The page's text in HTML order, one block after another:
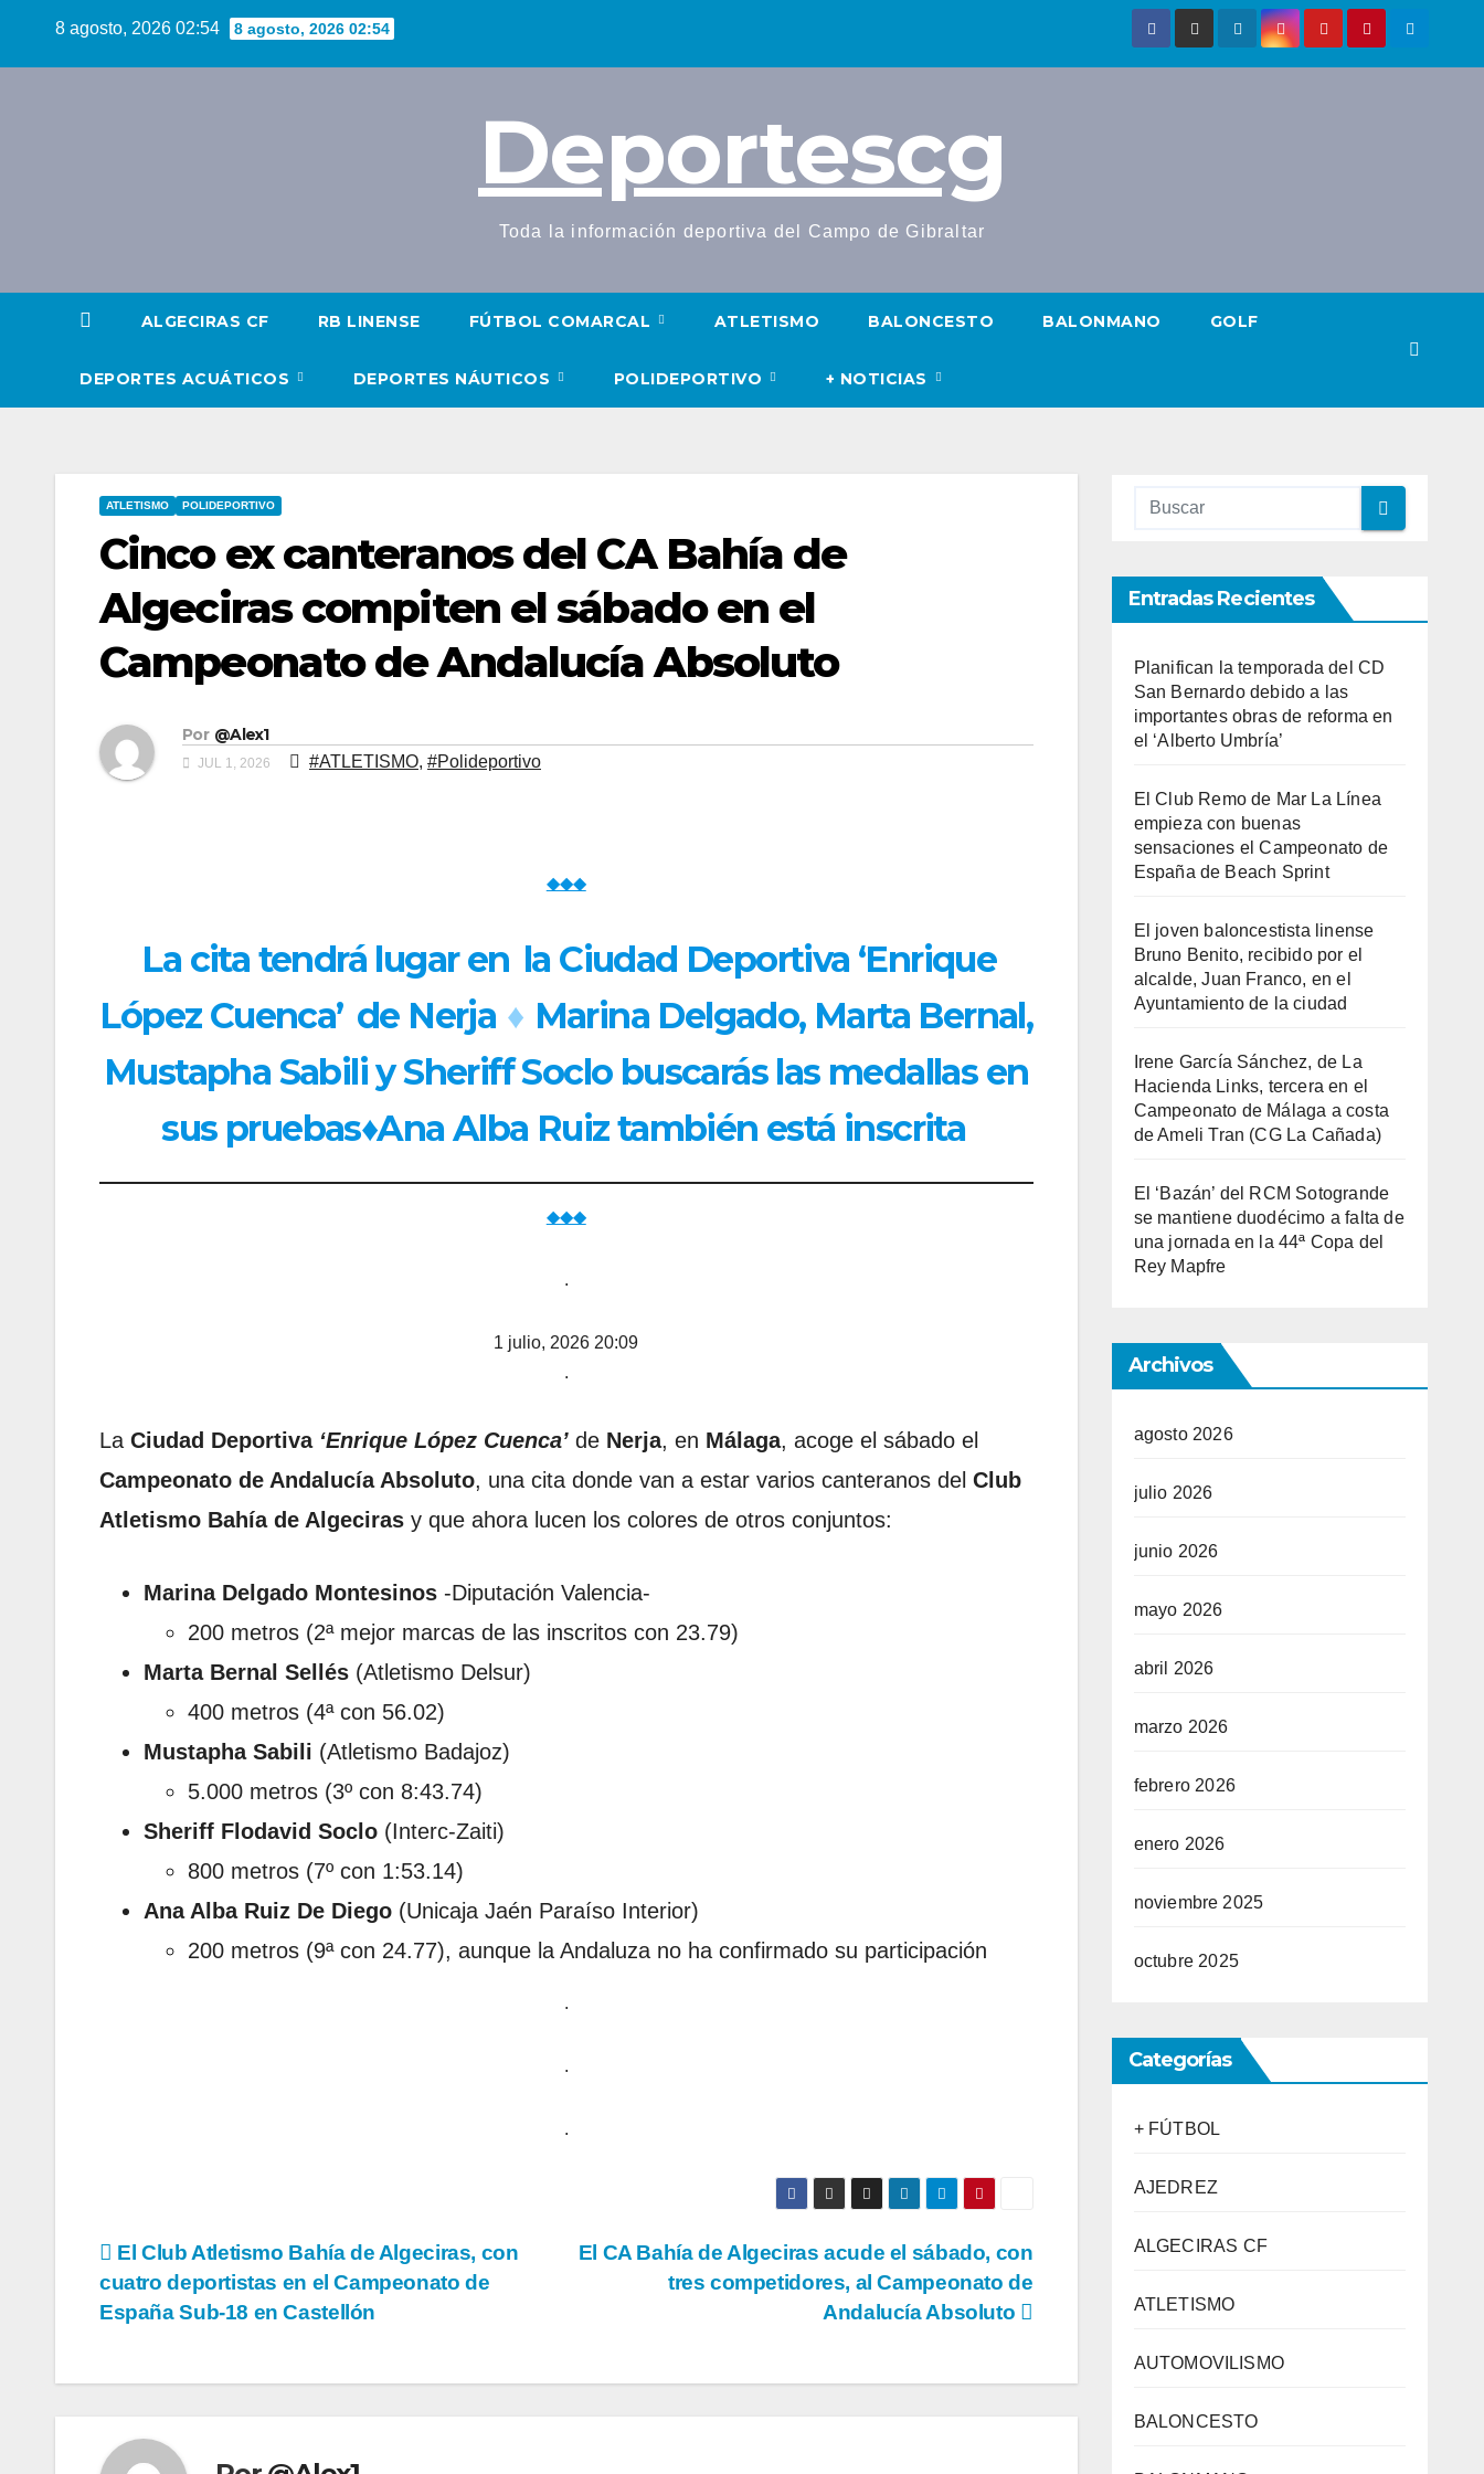
8 agosto, 2026 02:54 8 agosto, 2026 02:54
Deportescg
Toda la información deportiva del Campo de Gibraltar
ALGECIRAS CF RB LINENSE FÚTBOL COMARCAL ATLETISMO BALONCESTO BALONMANO GOLF
DEPORTES ACUÁTICOS DEPORTES NÁUTICOS POLIDEPORTIVO + NOTICIAS
ATLETISMO POLIDEPORTIVO
Cinco ex canteranos del CA Bahía de
Algeciras compiten el sábado en el
Campeonato de Andalucía Absoluto
Por @Alex1
JUL 1, 2026 #ATLETISMO, #Polideportivo
◆◆◆
La cita tendrá lugar en la Ciudad Deportiva ‘Enrique
López Cuenca’ de Nerja ♦ Marina Delgado, Marta Bernal,
Mustapha Sabili y Sheriff Soclo buscarás las medallas en
sus pruebas♦Ana Alba Ruiz también está inscrita
◆◆◆
.
1 julio, 2026 20:09
.
La Ciudad Deportiva ‘Enrique López Cuenca’ de Nerja, en Málaga, acoge el sábado el
Campeonato de Andalucía Absoluto, una cita donde van a estar varios canteranos del Club
Atletismo Bahía de Algeciras y que ahora lucen los colores de otros conjuntos:
Marina Delgado Montesinos -Diputación Valencia-
200 metros (2ª mejor marcas de las inscritos con 23.79)
Marta Bernal Sellés (Atletismo Delsur)
400 metros (4ª con 56.02)
Mustapha Sabili (Atletismo Badajoz)
5.000 metros (3º con 8:43.74)
Sheriff Flodavid Soclo (Interc-Zaiti)
800 metros (7º con 1:53.14)
Ana Alba Ruiz De Diego (Unicaja Jaén Paraíso Interior)
200 metros (9ª con 24.77), aunque la Andaluza no ha confirmado su participación
.
.
.
Navegación
de
El CA Bahía de Algeciras acude el sábado, con
tres competidores, al Campeonato de
Andalucía Absoluto
El Club Atletismo Bahía de Algeciras, con
cuatro deportistas en el Campeonato de
España Sub-18 en Castellón
Entradas Recientes
Planifican la temporada del CD
San Bernardo debido a las
importantes obras de reforma en
el ‘Alberto Umbría’
El Club Remo de Mar La Línea
empieza con buenas
sensaciones el Campeonato de
España de Beach Sprint
El joven baloncestista linense
Bruno Benito, recibido por el
alcalde, Juan Franco, en el
Ayuntamiento de la ciudad
Irene García Sánchez, de La
Hacienda Links, tercera en el
Campeonato de Málaga a costa
de Ameli Tran (CG La Cañada)
El ‘Bazán’ del RCM Sotogrande
se mantiene duodécimo a falta de
una jornada en la 44ª Copa del
Rey Mapfre
Archivos
agosto 2026
julio 2026
junio 2026
mayo 2026
abril 2026
marzo 2026
febrero 2026
enero 2026
noviembre 2025
octubre 2025
Categorías
+ FÚTBOL
AJEDREZ
ALGECIRAS CF
ATLETISMO
AUTOMOVILISMO
BALONCESTO